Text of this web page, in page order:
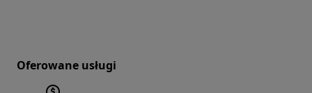
Oferowane usługi